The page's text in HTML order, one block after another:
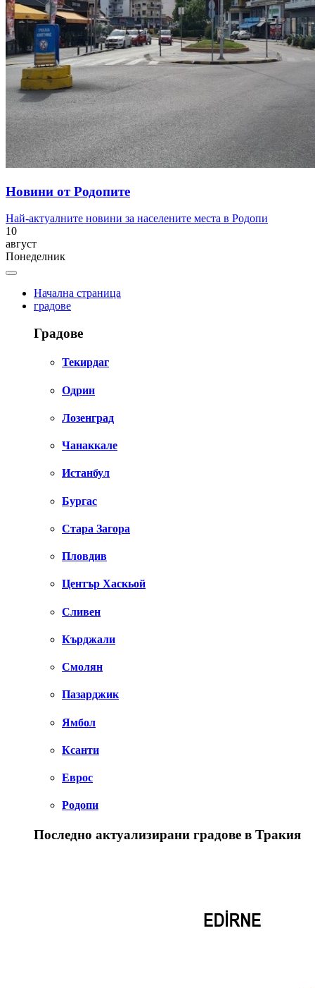
Новини от Родопите
Най-актуалните новини за населените места в Родопи
10
август
Понеделник
Начална страница
градове
Градове
Текирдаг
Одрин
Лозенград
Чанаккале
Истанбул
Бургас
Стара Загора
Пловдив
Център Хаскьой
Сливен
Кърджали
Смолян
Пазарджик
Ямбол
Ксанти
Еврос
Родопи
Последно актуализирани градове в Тракия